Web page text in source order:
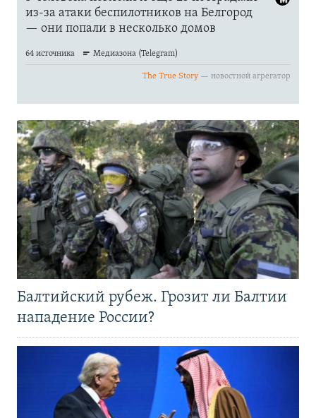
Балтийский рубеж. Грозит ли Балтии
нападение России?